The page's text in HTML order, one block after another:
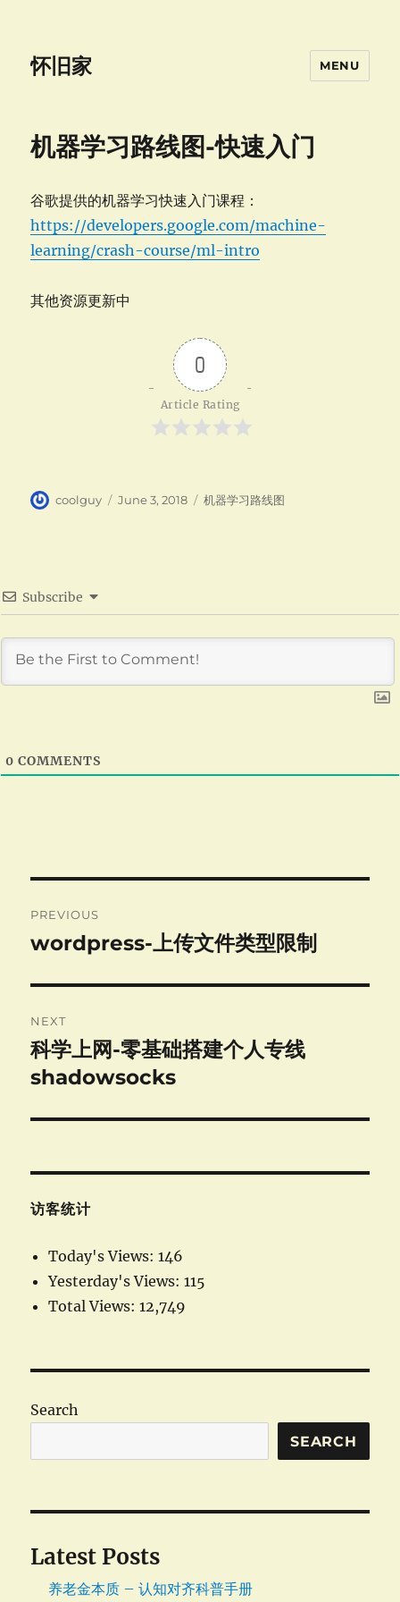
怀旧家 MENU
机器学习路线图-快速入门
谷歌提供的机器学习快速入门课程：
https://developers.google.com/machine-
learning/crash-course/ml-intro
其他资源更新中
0
Article Rating
Author
coolguy
Posted
June 3, 2018 Categories
机器学习路线图
Subscribe
0 COMMENTS
navigation
PREVIOUS
Previous
wordpress-上传文件类型限制
NEXT
Next
post:
科学上网-零基础搭建个人专线
shadowsocks
访客统计
Today's Views:146
Yesterday's Views:115
Total Views:12,749
Search
SEARCH
Latest Posts
养老金本质 – 认知对齐科普手册